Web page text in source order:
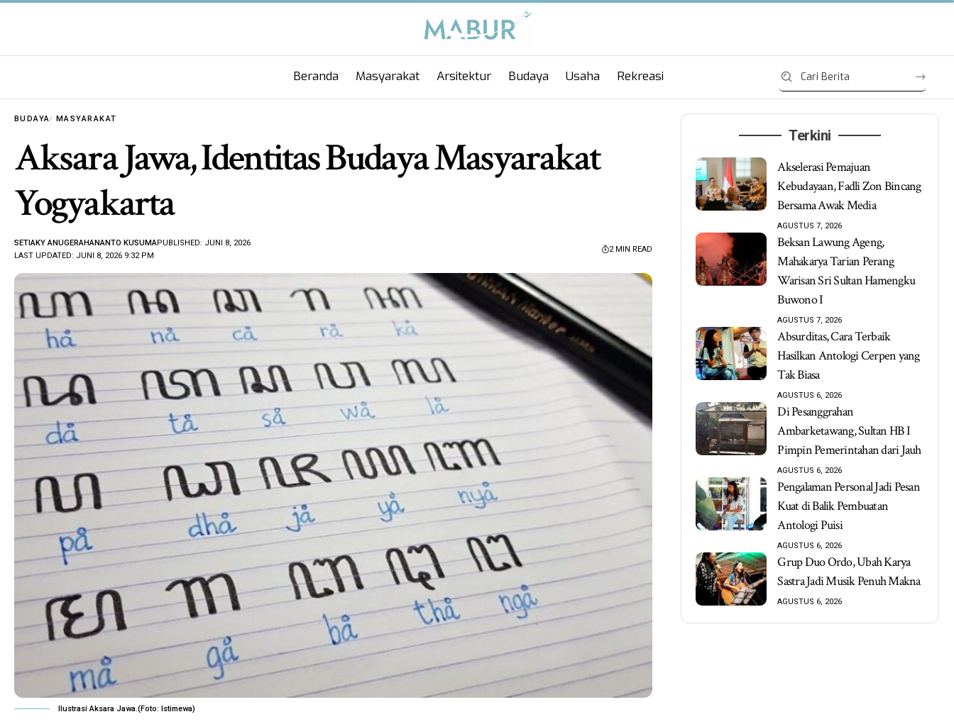
Beranda Masyarakat Arsitektur Budaya Usaha Rekreasi
BUDAYA MASYARAKAT
Aksara Jawa, Identitas Budaya Masyarakat
Yogyakarta
LAST UPDATED: JUNI 8, 2026 9:32 PM
SETIAKY ANUGERAHANANTO KUSUMAPUBLISHED: JUNI 8, 2026
2 MIN READ
Ilustrasi Aksara Jawa.(Foto: Istimewa)
Terkini
Akselerasi Pemajuan
Kebudayaan, Fadli Zon Bincang
Bersama Awak Media
AGUSTUS 7, 2026
Beksan Lawung Ageng,
Mahakarya Tarian Perang
Warisan Sri Sultan Hamengku
Buwono I
AGUSTUS 7, 2026
Absurditas, Cara Terbaik
Hasilkan Antologi Cerpen yang
Tak Biasa
AGUSTUS 6, 2026
Di Pesanggrahan
Ambarketawang, Sultan HB I
Pimpin Pemerintahan dari Jauh
AGUSTUS 6, 2026
Pengalaman Personal Jadi Pesan
Kuat di Balik Pembuatan
Antologi Puisi
AGUSTUS 6, 2026
Grup Duo Ordo, Ubah Karya
Sastra Jadi Musik Penuh Makna
AGUSTUS 6, 2026